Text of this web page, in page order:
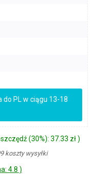
PL w ciągu 13-18
(30%): 37.33 zł )
koszty wysyłki
4.8 )